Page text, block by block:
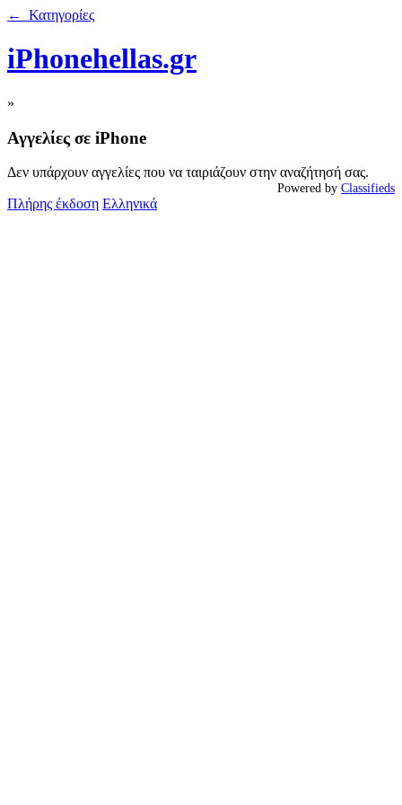
← Κατηγορίες
iPhonehellas.gr
»
Αγγελίες σε iPhone
Δεν υπάρχουν αγγελίες που να ταιριάζουν στην αναζήτησή σας.
Powered by Classifieds
Πλήρης έκδοση Ελληνικά